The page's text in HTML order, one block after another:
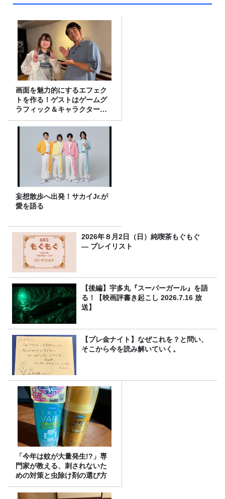
画面を魅力的にするエフェク
トを作る！ゲストはゲームグ
ラフィック＆キャラクター専
攻の遠藤里桜さん！
妄想散歩へ出発！サカイJr.が
愛を語る
2026年８月2日（日）純喫茶もぐもぐ
― プレイリスト
【後編】宇多丸『スーパーガール』を語
る！【映画評書き起こし 2026.7.16 放
送】
【プレ金ナイト】なぜこれを？と問い、
そこから今を読み解いていく。
「今年は蚊が大量発生!?」専
門家が教える、刺されないた
めの対策と虫除け剤の選び方